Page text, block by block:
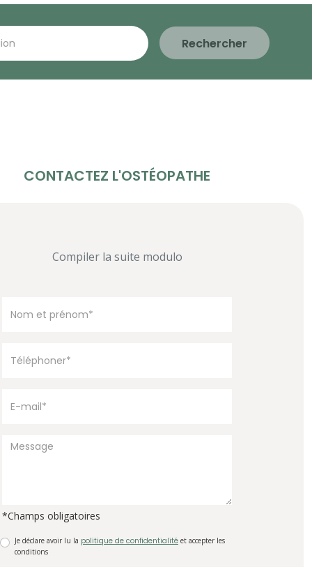
Rechercher
CONTACTEZ L'OSTÉOPATHE
Compiler la suite modulo
*Champs obligatoires
Je déclare avoir lu la politique de confidentialité et accepter les
conditions